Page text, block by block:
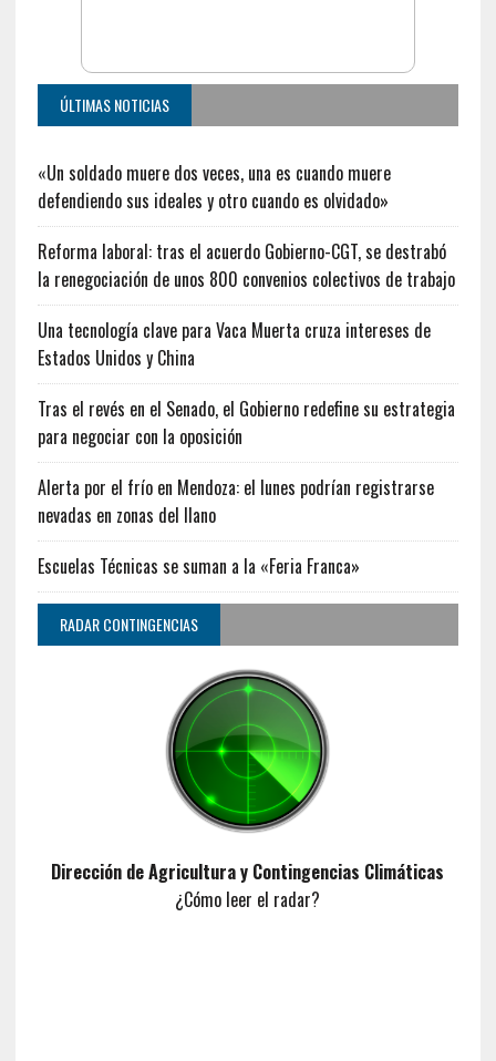
ÚLTIMAS NOTICIAS
«Un soldado muere dos veces, una es cuando muere
defendiendo sus ideales y otro cuando es olvidado»
Reforma laboral: tras el acuerdo Gobierno-CGT, se destrabó
la renegociación de unos 800 convenios colectivos de trabajo
Una tecnología clave para Vaca Muerta cruza intereses de
Estados Unidos y China
Tras el revés en el Senado, el Gobierno redefine su estrategia
para negociar con la oposición
Alerta por el frío en Mendoza: el lunes podrían registrarse
nevadas en zonas del llano
Escuelas Técnicas se suman a la «Feria Franca»
RADAR CONTINGENCIAS
Dirección de Agricultura y Contingencias Climáticas
¿Cómo leer el radar?